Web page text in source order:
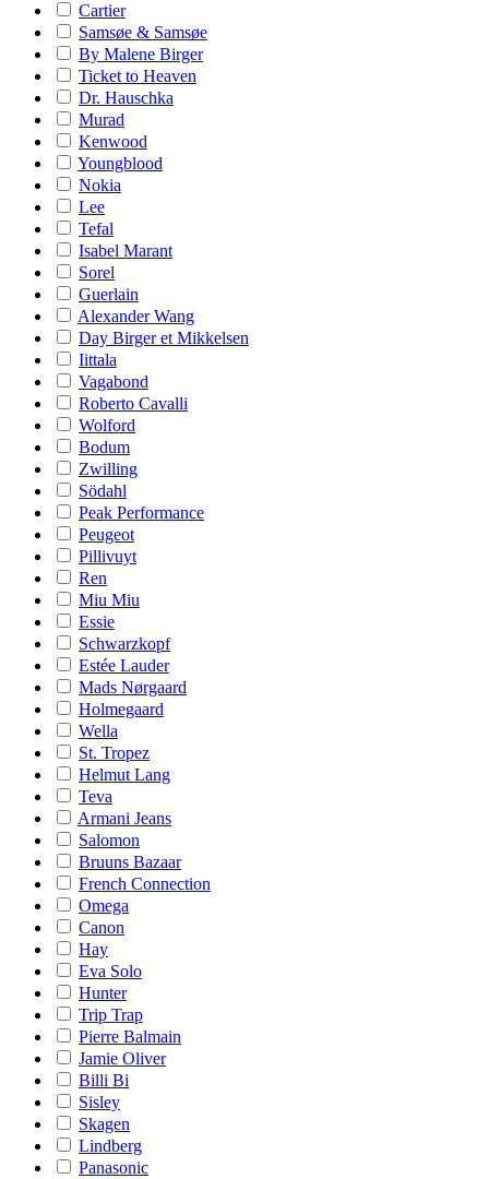
Cartier
Samsøe & Samsøe
By Malene Birger
Ticket to Heaven
Dr. Hauschka
Murad
Kenwood
Youngblood
Nokia
Lee
Tefal
Isabel Marant
Sorel
Guerlain
Alexander Wang
Day Birger et Mikkelsen
Iittala
Vagabond
Roberto Cavalli
Wolford
Bodum
Zwilling
Södahl
Peak Performance
Peugeot
Pillivuyt
Ren
Miu Miu
Essie
Schwarzkopf
Estée Lauder
Mads Nørgaard
Holmegaard
Wella
St. Tropez
Helmut Lang
Teva
Armani Jeans
Salomon
Bruuns Bazaar
French Connection
Omega
Canon
Hay
Eva Solo
Hunter
Trip Trap
Pierre Balmain
Jamie Oliver
Billi Bi
Sisley
Skagen
Lindberg
Panasonic